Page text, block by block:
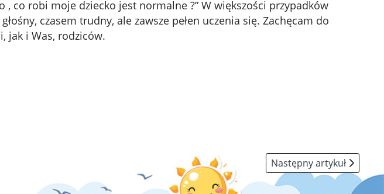
co robi moje dziecko jest normalne ?” W większości przypadków
czasem trudny, ale zawsze pełen uczenia się. Zachęcam do
jak i Was, rodziców.
Następny artykuł: „
Następny artykuł